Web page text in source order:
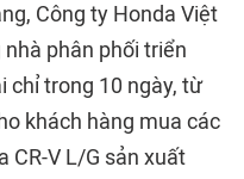
Công ty Honda Việt
phân phối triển
chỉ trong 10 ngày, từ
khách hàng mua các
CR-V L/G sản xuất